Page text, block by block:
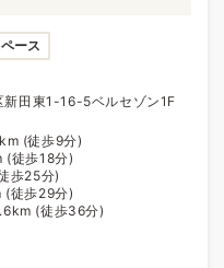
ース
新田東1-16-5ベルセゾン1F
(徒歩9分)
(徒歩18分)
歩25分)
(徒歩29分)
(徒歩36分)